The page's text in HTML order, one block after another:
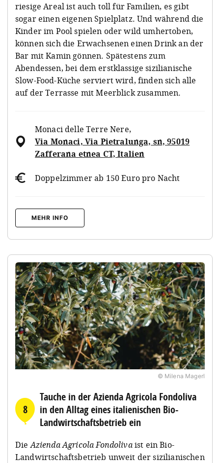
riesige Areal ist auch toll für Familien, es gibt
sogar einen eigenen Spielplatz. Und während die
Kinder im Pool spielen oder wild umhertoben,
können sich die Erwachsenen einen Drink an der
Bar mit Kamin gönnen. Spätestens zum
Abendessen, bei dem erstklassige sizilianische
Slow-Food-Küche serviert wird, finden sich alle
auf der Terrasse mit Meerblick zusammen.
Monaci delle Terre Nere,
Via Monaci, Via Pietralunga, sn, 95019
Zafferana etnea CT, Italien
Doppelzimmer ab 150 Euro pro Nacht
MEHR INFO
© Milena Magerl
8
Tauche in der Azienda Agricola Fondoliva
in den Alltag eines italienischen Bio-
Landwirtschaftsbetrieb ein
DieAzienda Agricola Fondolivaist ein Bio-
Landwirtschaftsbetrieb unweit der sizilianischen